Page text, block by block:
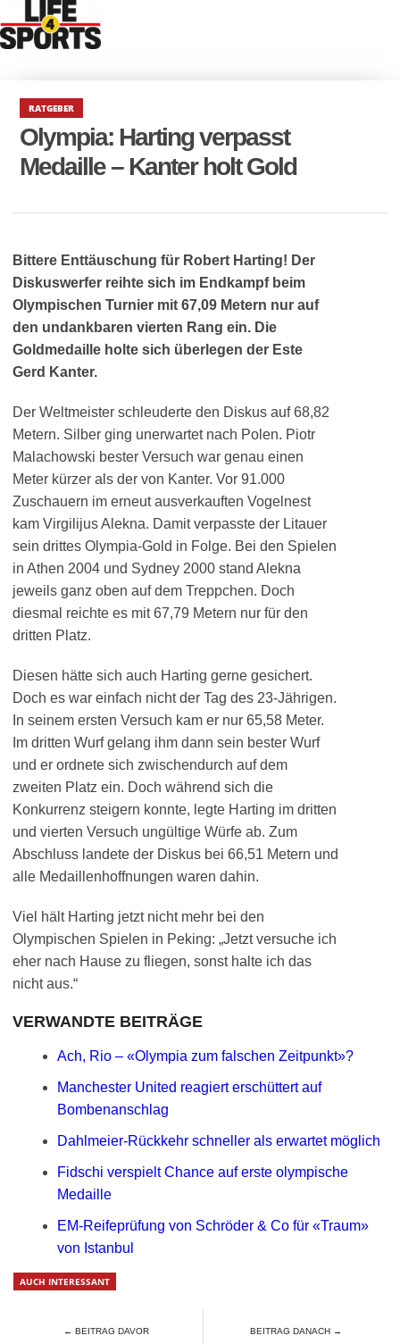
RATGEBER
Olympia: Harting verpasst
Medaille – Kanter holt Gold
Bittere Enttäuschung für Robert Harting! Der
Diskuswerfer reihte sich im Endkampf beim
Olympischen Turnier mit 67,09 Metern nur auf
den undankbaren vierten Rang ein. Die
Goldmedaille holte sich überlegen der Este
Gerd Kanter.
Der Weltmeister schleuderte den Diskus auf 68,82
Metern. Silber ging unerwartet nach Polen. Piotr
Malachowski bester Versuch war genau einen
Meter kürzer als der von Kanter. Vor 91.000
Zuschauern im erneut ausverkauften Vogelnest
kam Virgilijus Alekna. Damit verpasste der Litauer
sein drittes Olympia-Gold in Folge. Bei den Spielen
in Athen 2004 und Sydney 2000 stand Alekna
jeweils ganz oben auf dem Treppchen. Doch
diesmal reichte es mit 67,79 Metern nur für den
dritten Platz.
Diesen hätte sich auch Harting gerne gesichert.
Doch es war einfach nicht der Tag des 23-Jährigen.
In seinem ersten Versuch kam er nur 65,58 Meter.
Im dritten Wurf gelang ihm dann sein bester Wurf
und er ordnete sich zwischendurch auf dem
zweiten Platz ein. Doch während sich die
Konkurrenz steigern konnte, legte Harting im dritten
und vierten Versuch ungültige Würfe ab. Zum
Abschluss landete der Diskus bei 66,51 Metern und
alle Medaillenhoffnungen waren dahin.
Viel hält Harting jetzt nicht mehr bei den
Olympischen Spielen in Peking: „Jetzt versuche ich
eher nach Hause zu fliegen, sonst halte ich das
nicht aus.“
VERWANDTE BEITRÄGE
Ach, Rio – «Olympia zum falschen Zeitpunkt»?
Manchester United reagiert erschüttert auf
Bombenanschlag
Dahlmeier-Rückkehr schneller als erwartet möglich
Fidschi verspielt Chance auf erste olympische
Medaille
EM-Reifeprüfung von Schröder & Co für «Traum»
von Istanbul
AUCH INTERESSANT
← BEITRAG DAVOR BEITRAG DANACH →